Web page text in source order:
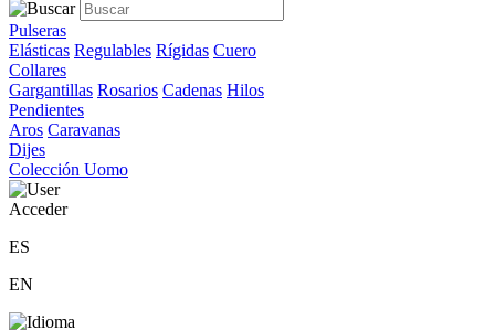
Pulseras
Elásticas Regulables Rígidas Cuero
Collares
Gargantillas Rosarios Cadenas Hilos
Pendientes
Aros Caravanas
Dijes
Colección Uomo
Acceder
ES
EN